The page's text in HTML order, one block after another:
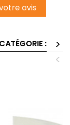
avis
:
>
<